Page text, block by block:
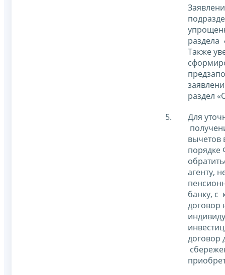
раздела
Также
раздел
Для
порядке
агенту,
банку, с
договор
договор